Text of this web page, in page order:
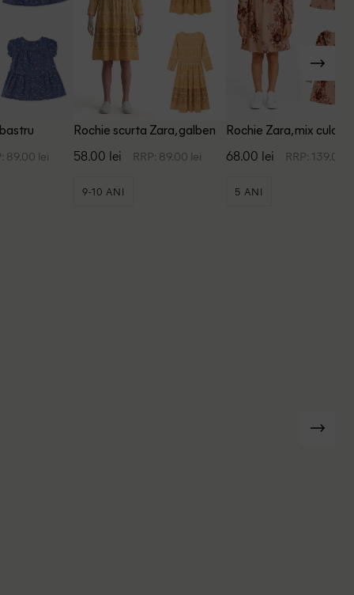
89.00 lei
Rochie scurta Zara, galben
58.00 lei RRP: 89.00 lei
9-10 ANI
Rochie Zara, mix culori
68.00 lei RRP: 139.00
5 ANI